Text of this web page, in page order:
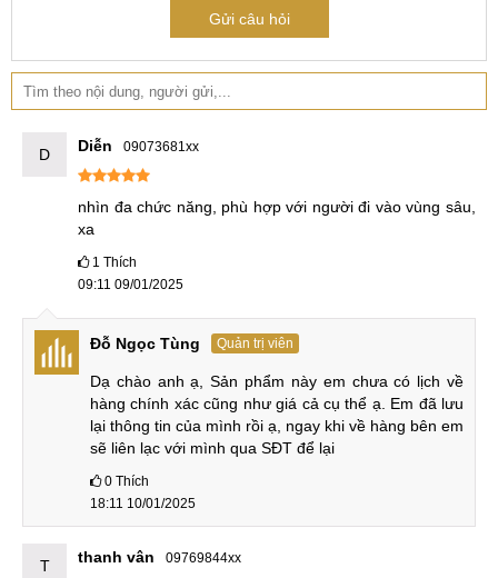
chip của MediaTek, nhưng Unihertz TANK 3 chạy Dimensity
8200 không chỉ mạnh hơn rất nhiều so với Helio G99
trên Unihertz TANK 2 mà còn hỗ trợ thêm 5G tốc độ cao.
So sánh hiệu năng Unihertz TANK 3 và Unihertz TANK
(4nm)
CPU
A78
3x3.0 GHz Cortex-
4x2.0 GHz Cortex-
A55
2x2.2 GHz Cortex-
A55
Mali-G610 MC6 Mali-G57 MC2
Tăng tốc độ sạc, nâng cấp pin
Gửi câu hỏi
D Diễn 09073681xx
nhìn đa chức năng, phù hợp với người đi vào vùng sâu,
xa
1 Thích
09:11 09/01/2025
Đỗ Ngọc Tùng Quản trị viên
Dạ chào anh ạ, Sản phẩm này em chưa có lịch về
hàng chính xác cũng như giá cả cụ thể ạ. Em đã lưu
lại thông tin của mình rồi ạ, ngay khi về hàng bên em
sẽ liên lạc với mình qua SĐT để lại
0 Thích
18:11 10/01/2025
T thanh vân 09769844xx